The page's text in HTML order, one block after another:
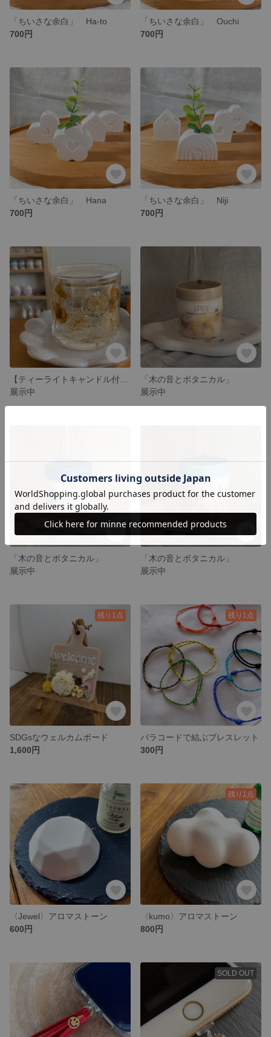
「ちいさな余白」 Ha-to
700円
「ちいさな余白」 Ouchi
700円
「ちいさな余白」 Hana
700円
「ちいさな余白」 Niji
700円
展示中
「木の音とボタニカル」
展示中
「木の音とボタニカル」
展示中
「木の音とボタニカル」
展示中
残り1点
SDGsなウェルカムボード
1,600円
残り1点
パラコードで結ぶブレスレット
300円
〈Jewel〉アロマストーン
600円
残り1点
〈kumo〉アロマストーン
800円
SOLD OUT